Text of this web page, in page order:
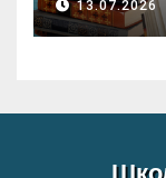
загальної
13.07.2026